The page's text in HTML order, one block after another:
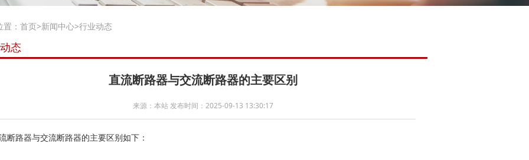
： 首页>新闻中心>行业动态
态
直流断路器与交流断路器的主要区别
来源：本站 发布时间：2025-09-13 13:30:17
断路器与交流断路器的主要区别如下：